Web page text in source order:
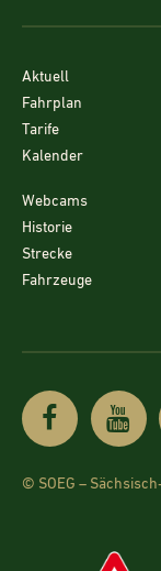
Aktuell
Fahrplan
Tarife
Kalender
Webcams
Historie
Strecke
Fahrzeuge
© SOEG –